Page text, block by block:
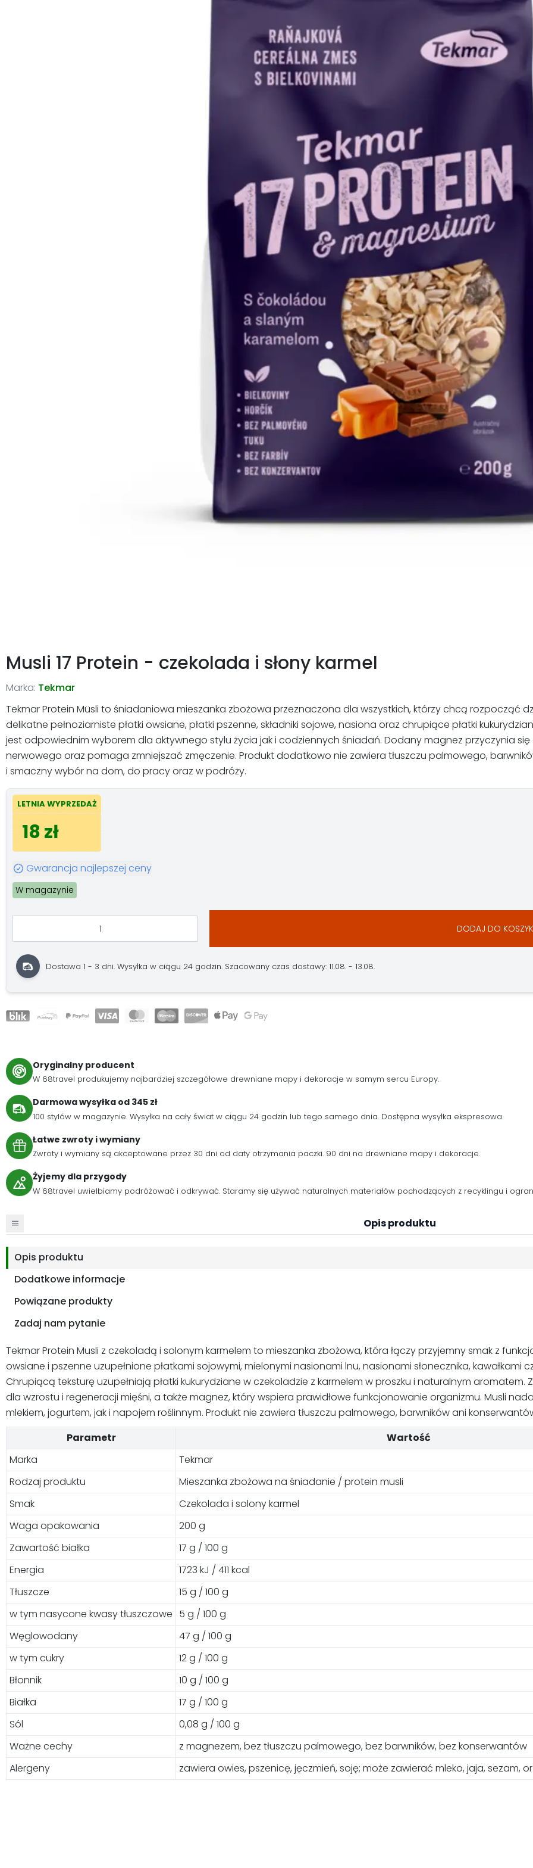
Musli 17 Protein - czekolada i słony karmel
Marka: Tekmar
Tekmar Protein Müsli to śniadaniowa mieszanka zbożowa przeznaczona dla wszystkich, którzy chcą rozpocząć
delikatne pełnoziarniste płatki owsiane, płatki pszenne, składniki sojowe, nasiona oraz chrupiące płatki
jest odpowiednim wyborem dla aktywnego stylu życia jak i codziennych śniadań. Dodany magnez przyczynia
nerwowego oraz pomaga zmniejszać zmęczenie. Produkt dodatkowo nie zawiera tłuszczu palmowego,
i smaczny wybór na dom, do pracy oraz w podróży.
LETNIA WYPRZEDAŻ
18 zł
Gwarancja najlepszej ceny
W magazynie
DODAJ DO
Dostawa 1 - 3 dni. Wysyłka w ciągu 24 godzin. Szacowany czas dostawy: 11.08. - 13.08.
Oryginalny producent
W 68travel produkujemy najbardziej szczegółowe drewniane mapy i dekoracje w samym sercu Europy.
Darmowa wysyłka od 345 zł
100 stylów w magazynie. Wysyłka na cały świat w ciągu 24 godzin lub tego samego dnia. Dostępna wysyłka ekspresowa.
Łatwe zwroty i wymiany
Zwroty i wymiany są akceptowane przez 30 dni od daty otrzymania paczki. 90 dni na drewniane mapy i dekoracje.
Żyjemy dla przygody
W 68travel uwielbiamy podróżować i odkrywać. Staramy się używać naturalnych materiałów pochodzących z recyklingu i
Opis produktu
Opis produktu
Dodatkowe informacje
Powiązane produkty
Zadaj nam pytanie
Tekmar Protein Musli z czekoladą i solonym karmelem to mieszanka zbożowa, która łączy przyjemny smak z
owsiane i pszenne uzupełnione płatkami sojowymi, mielonymi nasionami lnu, nasionami słonecznika,
Chrupiącą teksturę uzupełniają płatki kukurydziane w czekoladzie z karmelem w proszku i naturalnym aromatem.
dla wzrostu i regeneracji mięśni, a także magnez, który wspiera prawidłowe funkcjonowanie organizmu. Musli
mlekiem, jogurtem, jak i napojem roślinnym. Produkt nie zawiera tłuszczu palmowego, barwników ani
Parametr
Wartość
Marka
Tekmar
Rodzaj produktu
Mieszanka zbożowa na śniadanie / protein musli
Smak
Czekolada i solony karmel
Waga opakowania
200 g
Zawartość białka
17 g / 100 g
Energia
1723 kJ / 411 kcal
Tłuszcze
15 g / 100 g
w tym nasycone kwasy tłuszczowe 5 g / 100 g
Węglowodany
47 g / 100 g
w tym cukry
12 g / 100 g
Błonnik
10 g / 100 g
Białka
17 g / 100 g
Sól
0,08 g / 100 g
Ważne cechy
z magnezem, bez tłuszczu palmowego, bez barwników, bez konserwantów
Alergeny
zawiera owies, pszenicę, jęczmień, soję; może zawierać mleko, jaja, sezam,